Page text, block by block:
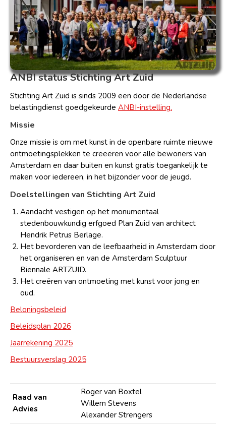
ANBI status Stichting Art Zuid
Stichting Art Zuid is sinds 2009 een door de Nederlandse
belastingdienst goedgekeurde ANBI-instelling.
Missie
Onze missie is om met kunst in de openbare ruimte nieuwe
ontmoetingsplekken te creeëren voor alle bewoners van
Amsterdam en daar buiten en kunst gratis toegankelijk te
maken voor iedereen, in het bijzonder voor de jeugd.
Doelstellingen van Stichting Art Zuid
Aandacht vestigen op het monumentaal
stedenbouwkundig erfgoed Plan Zuid van architect
Hendrik Petrus Berlage.
Het bevorderen van de leefbaarheid in Amsterdam door
het organiseren en van de Amsterdam Sculptuur
Biënnale ARTZUID.
Het creëren van ontmoeting met kunst voor jong en
oud.
Beloningsbeleid
Beleidsplan 2026
Jaarrekening 2025
Bestuursverslag 2025
Raad van
Advies
Roger van Boxtel
Willem Stevens
Alexander Strengers